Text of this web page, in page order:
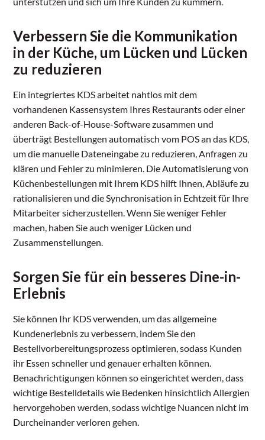
Verbessern Sie die Kommunikation
in der Küche, um Lücken und Lücken
zu reduzieren
Ein integriertes KDS arbeitet nahtlos mit dem
vorhandenen Kassensystem Ihres Restaurants oder einer
anderen Back-of-House-Software zusammen und
überträgt Bestellungen automatisch vom POS an das KDS,
um die manuelle Dateneingabe zu reduzieren, Anfragen zu
klären und Fehler zu minimieren. Die Automatisierung von
Küchenbestellungen mit Ihrem KDS hilft Ihnen, Abläufe zu
rationalisieren und die Synchronisation in Echtzeit für Ihre
Mitarbeiter sicherzustellen. Wenn Sie weniger Fehler
machen, haben Sie auch weniger Lücken und
Zusammenstellungen.
Sorgen Sie für ein besseres Dine-in-
Erlebnis
Sie können Ihr KDS verwenden, um das allgemeine
Kundenerlebnis zu verbessern, indem Sie den
Bestellvorbereitungsprozess optimieren, sodass Kunden
ihr Essen schneller und genauer erhalten können.
Benachrichtigungen können so eingerichtet werden, dass
wichtige Bestelldetails wie Bedenken hinsichtlich Allergien
hervorgehoben werden, sodass wichtige Nuancen nicht im
Durcheinander verloren gehen.